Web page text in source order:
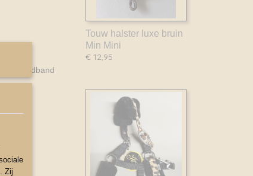
Hoofdband
Touw halster luxe bruin
Min Mini
€ 12,95
Zij